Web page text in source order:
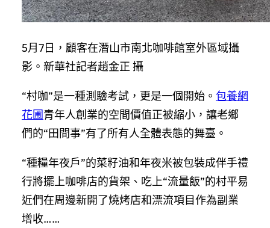
5月7日，顧客在潛山市南北咖啡館室外區域攝
影。新華社記者趙金正 攝
“村咖”是一種測驗考試，更是一個開始。 包養網
花圃青年人創業的空間價值正被縮小，讓老鄉
們的“田間事”有了所有人全體表態的舞臺。
“種糧年夜戶”的菜籽油和年夜米被包裝成伴手禮
行將擺上咖啡店的貨架、吃上“流量飯”的村平易
近們在周邊新開了燒烤店和漂流項目作為副業
增收……